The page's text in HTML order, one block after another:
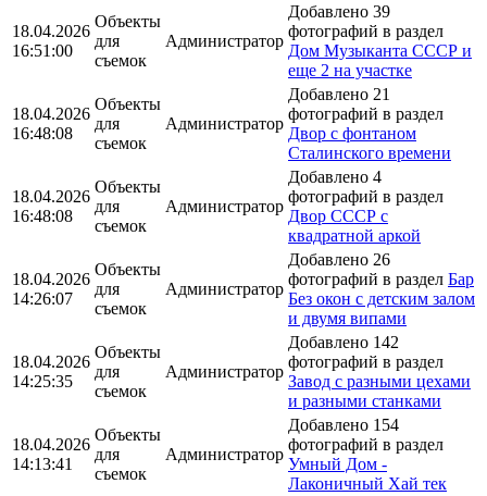
18.04.2026
16:51:00
Объекты
для
съемок
Администратор
Добавлено 39
фотографий в раздел
Дом Музыканта СССР и
еще 2 на участке
18.04.2026
16:48:08
Объекты
для
съемок
Администратор
Добавлено 21
фотографий в раздел
Двор с фонтаном
Сталинского времени
18.04.2026
16:48:08
Объекты
для
съемок
Администратор
Добавлено 4
фотографий в раздел
Двор СССР с
квадратной аркой
18.04.2026
14:26:07
Объекты
для
съемок
Администратор
Добавлено 26
фотографий в раздел Бар
Без окон с детским залом
и двумя випами
18.04.2026
14:25:35
Объекты
для
съемок
Администратор
Добавлено 142
фотографий в раздел
Завод с разными цехами
и разными станками
18.04.2026
14:13:41
Объекты
для
съемок
Администратор
Добавлено 154
фотографий в раздел
Умный Дом -
Лаконичный Хай тек